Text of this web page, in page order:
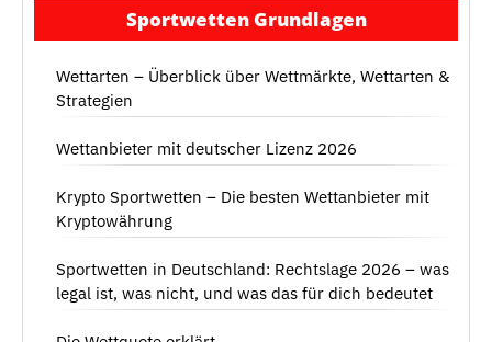
Sportwetten Grundlagen
Wettarten – Überblick über Wettmärkte, Wettarten &
Strategien
Wettanbieter mit deutscher Lizenz 2026
Krypto Sportwetten – Die besten Wettanbieter mit
Kryptowährung
Sportwetten in Deutschland: Rechtslage 2026 – was
legal ist, was nicht, und was das für dich bedeutet